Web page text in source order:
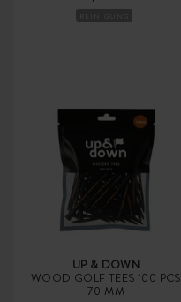
UP & DOWN
WOOD GOLF TEES 100 PCS
70 MM